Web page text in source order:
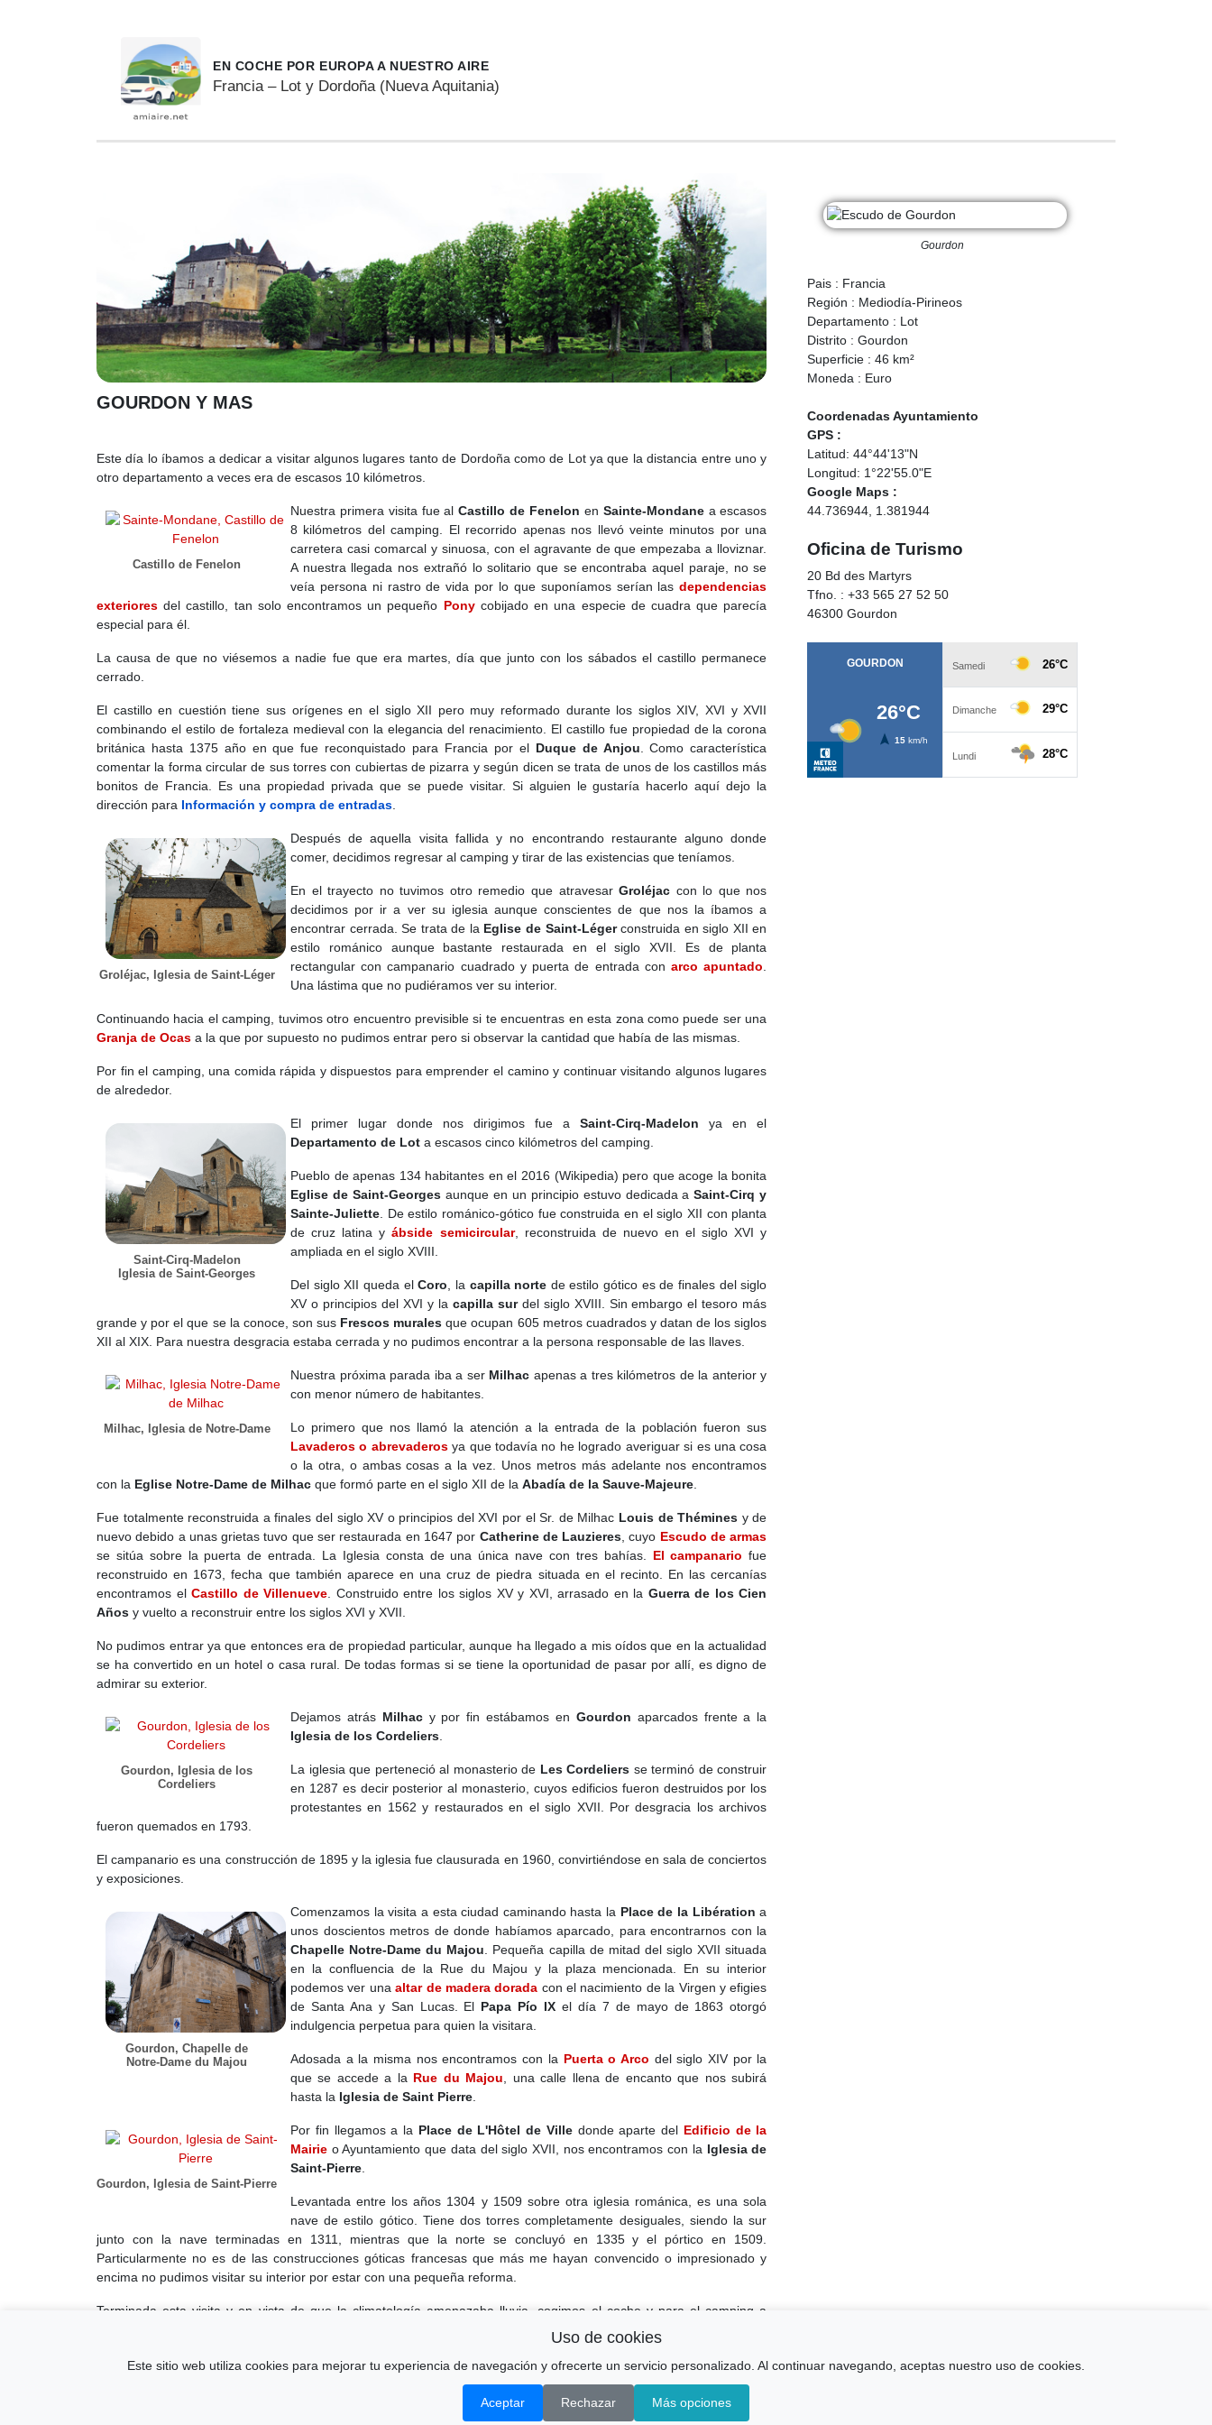
EN COCHE POR EUROPA A NUESTRO AIRE
Francia – Lot y Dordoña (Nueva Aquitania)
GOURDON Y MAS
Este día lo íbamos a dedicar a visitar algunos lugares tanto de Dordoña como de Lot ya que la distancia entre uno y
otro departamento a veces era de escasos 10 kilómetros.
Castillo de Fenelon
Nuestra primera visita fue alCastillo de Fenelon en Sainte-Mondanea escasos
8 kilómetros del camping. El recorrido apenas nos llevó veinte minutos por una
carretera casi comarcal y sinuosa, con el agravante de que empezaba a lloviznar.
A nuestra llegada nos extrañó lo solitario que se encontraba aquel paraje, no se
veía persona ni rastro de vida por lo que suponíamos serían lasdependencias
exteriores del castillo, tan solo encontramos un pequeño Ponycobijado en una especie de cuadra que parecía
especial para él.
La causa de que no viésemos a nadie fue que era martes, día que junto con los sábados el castillo permanece
cerrado.
El castillo en cuestión tiene sus orígenes en el siglo XII pero muy reformado durante los siglos XIV, XVI y XVII
combinando el estilo de fortaleza medieval con la elegancia del renacimiento. El castillo fue propiedad de la corona
británica hasta 1375 año en que fue reconquistado para Francia por el Duque de Anjou . Como característica
comentar la forma circular de sus torres con cubiertas de pizarra y según dicen se trata de unos de los castillos más
bonitos de Francia. Es una propiedad privada que se puede visitar. Si alguien le gustaría hacerlo aquí dejo la
dirección para Información y compra de entradas
Groléjac, Iglesia de Saint-Léger
Después de aquella visita fallida y no encontrando restaurante alguno donde
comer, decidimos regresar al camping y tirar de las existencias que teníamos.
En el trayecto no tuvimos otro remedio que atravesarGroléjac con lo que nos
decidimos por ir a ver su iglesia aunque conscientes de que nos la íbamos a
encontrar cerrada. Se trata de la Eglise de Saint-Légerconstruida en siglo XII en
estilo románico aunque bastante restaurada en el siglo XVII. Es de planta
rectangular con campanario cuadrado y puerta de entrada conarco apuntado
Una lástima que no pudiéramos ver su interior.
Continuando hacia el camping, tuvimos otro encuentro previsible si te encuentras en esta zona como puede ser una
Granja de Ocas a la que por supuesto no pudimos entrar pero si observar la cantidad que había de las mismas.
Por fin el camping, una comida rápida y dispuestos para emprender el camino y continuar visitando algunos lugares
de alrededor.
Saint-Cirq-Madelon
Iglesia de Saint-Georges
El primer lugar donde nos dirigimos fue aSaint-Cirq-Madelon ya en el
Departamento de Lot a escasos cinco kilómetros del camping.
Pueblo de apenas 134 habitantes en el 2016 (Wikipedia) pero que acoge la bonita
Eglise de Saint-Georgesaunque en un principio estuvo dedicada aSaint-Cirq y
Sainte-Juliette . De estilo románico-gótico fue construida en el siglo XII con planta
de cruz latina yábside semicircular, reconstruida de nuevo en el siglo XVI y
ampliada en el siglo XVIII.
Del siglo XII queda elCoro , la capilla norte de estilo gótico es de finales del siglo
XV o principios del XVI y la capilla surdel siglo XVIII. Sin embargo el tesoro más
grande y por el que se la conoce, son sus Frescos murales que ocupan 605 metros cuadrados y datan de los siglos
XII al XIX. Para nuestra desgracia estaba cerrada y no pudimos encontrar a la persona responsable de las llaves.
Milhac, Iglesia de Notre-Dame
Nuestra próxima parada iba a ser Milhac apenas a tres kilómetros de la anterior y
con menor número de habitantes.
Lo primero que nos llamó la atención a la entrada de la población fueron sus
Lavaderos o abrevaderosya que todavía no he logrado averiguar si es una cosa
o la otra, o ambas cosas a la vez. Unos metros más adelante nos encontramos
con la Eglise Notre-Dame de Milhac que formó parte en el siglo XII de la Abadía de la Sauve-Majeure
Fue totalmente reconstruida a finales del siglo XV o principios del XVI por el Sr. de Milhac Louis de Thémines y de
nuevo debido a unas grietas tuvo que ser restaurada en 1647 por Catherine de Lauzieres , cuyo Escudo de armas
se sitúa sobre la puerta de entrada. La Iglesia consta de una única nave con tres bahías. El campanario fue
reconstruido en 1673, fecha que también aparece en una cruz de piedra situada en el recinto. En las cercanías
encontramos elCastillo de Villenueve . Construido entre los siglos XV y XVI, arrasado en la Guerra de los Cien
Años y vuelto a reconstruir entre los siglos XVI y XVII.
No pudimos entrar ya que entonces era de propiedad particular, aunque ha llegado a mis oídos que en la actualidad
se ha convertido en un hotel o casa rural. De todas formas si se tiene la oportunidad de pasar por allí, es digno de
admirar su exterior.
Gourdon, Iglesia de los
Cordeliers
Dejamos atrás Milhacy por fin estábamos en Gourdon aparcados frente a la
Iglesia de los Cordeliers
La iglesia que perteneció al monasterio de Les Cordeliers se terminó de construir
en 1287 es decir posterior al monasterio, cuyos edificios fueron destruidos por los
protestantes en 1562 y restaurados en el siglo XVII. Por desgracia los archivos
fueron quemados en 1793.
El campanario es una construcción de 1895 y la iglesia fue clausurada en 1960, convirtiéndose en sala de conciertos
y exposiciones.
Gourdon, Chapelle de
Notre-Dame du Majou
Comenzamos la visita a esta ciudad caminando hasta la Place de la Libération a
unos doscientos metros de donde habíamos aparcado, para encontrarnos con la
Chapelle Notre-Dame du Majou . Pequeña capilla de mitad del siglo XVII situada
en la confluencia de la Rue du Majou y la plaza mencionada. En su interior
podemos ver unaaltar de madera dorada con el nacimiento de la Virgen y efigies
de Santa Ana y San Lucas. El Papa Pío IX el día 7 de mayo de 1863 otorgó
indulgencia perpetua para quien la visitara.
Adosada a la misma nos encontramos con la Puerta o Arco del siglo XIV por la
que se accede a la Rue du Majou , una calle llena de encanto que nos subirá
hasta la Iglesia de Saint Pierre
Gourdon, Iglesia de Saint-Pierre
Por fin llegamos a la Place de L'Hôtel de Villedonde aparte del Edificio de la
Mairie o Ayuntamiento que data del siglo XVII, nos encontramos con la Iglesia de
Saint-Pierre
Levantada entre los años 1304 y 1509 sobre otra iglesia románica, es una sola
nave de estilo gótico. Tiene dos torres completamente desiguales, siendo la sur
junto con la nave terminadas en 1311, mientras que la norte se concluyó en 1335 y el pórtico en 1509.
Particularmente no es de las construcciones góticas francesas que más me hayan convencido o impresionado y
encima no pudimos visitar su interior por estar con una pequeña reforma.
Terminada esta visita y en vista de que la climatología amenazaba lluvia, cogimos el coche y para el camping a
Gourdon
Pais : Francia
Región : Mediodía-Pirineos
Departamento : Lot
Distrito : Gourdon
Superficie : 46 km²
Moneda : Euro
Coordenadas Ayuntamiento
GPS :
Latitud: 44°44'13"N
Longitud: 1°22'55.0"E
Google Maps :
44.736944, 1.381944
Oficina de Turismo
20 Bd des Martyrs
Tfno. : +33 565 27 52 50
46300 Gourdon
© amiaire.net & pueblosmadrid.net 2026 CONTACTO
Uso de cookies
Este sitio web utiliza cookies para mejorar tu experiencia de navegación y ofrecerte un servicio personalizado. Al continuar navegando, aceptas nuestro uso de cookies.
Aceptar Rechazar Más opciones